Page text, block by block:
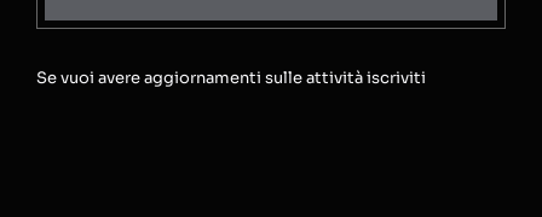
Se vuoi avere aggiornamenti sulle attività iscriviti